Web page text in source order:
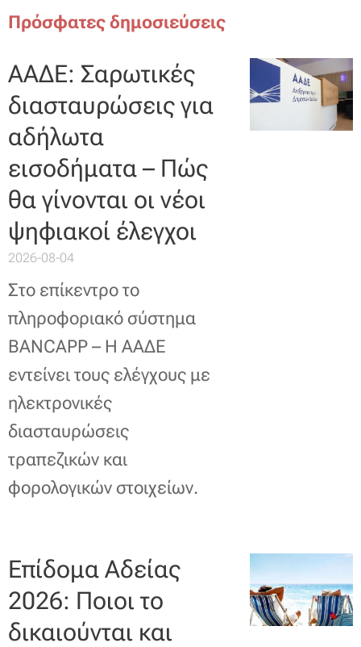
Πρόσφατες δημοσιεύσεις
ΑΑΔΕ: Σαρωτικές
διασταυρώσεις για
αδήλωτα
εισοδήματα – Πώς
θα γίνονται οι νέοι
ψηφιακοί έλεγχοι
2026-08-04
Στο επίκεντρο το
πληροφοριακό σύστημα
BANCAPP – Η ΑΑΔΕ
εντείνει τους ελέγχους με
ηλεκτρονικές
διασταυρώσεις
τραπεζικών και
φορολογικών στοιχείων.
Επίδομα Αδείας
2026: Ποιοι το
δικαιούνται και